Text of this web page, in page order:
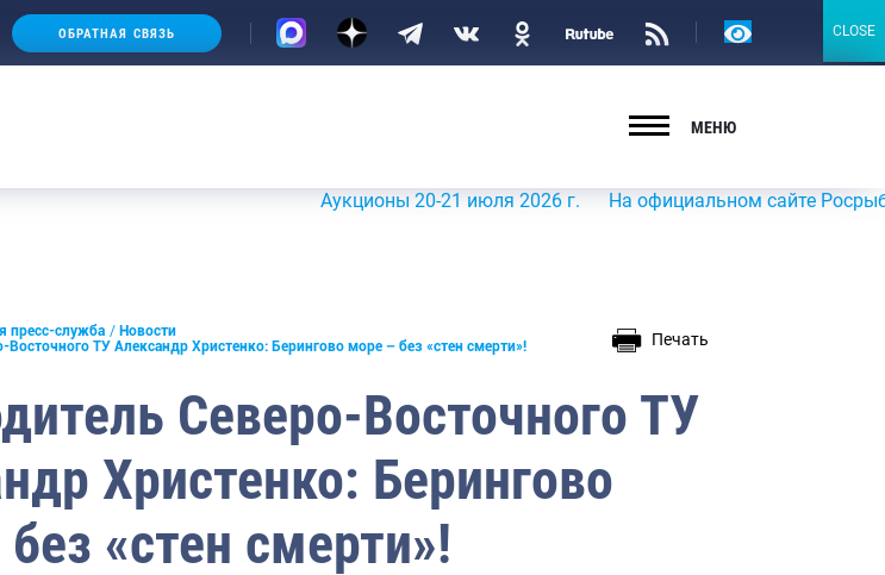
ОБРАТНАЯ СВЯЗЬ
Версия
МЕНЮ
Аукционы 20-21 июля 2026 г. На официальном сайте
пресс-служба
Новости
Восточного ТУ Александр Христенко: Берингово море – без «стен смерти»!
Печать
Северо-Восточного ТУ
Христенко: Берингово
«стен смерти»!
CLOSE
CLOSE